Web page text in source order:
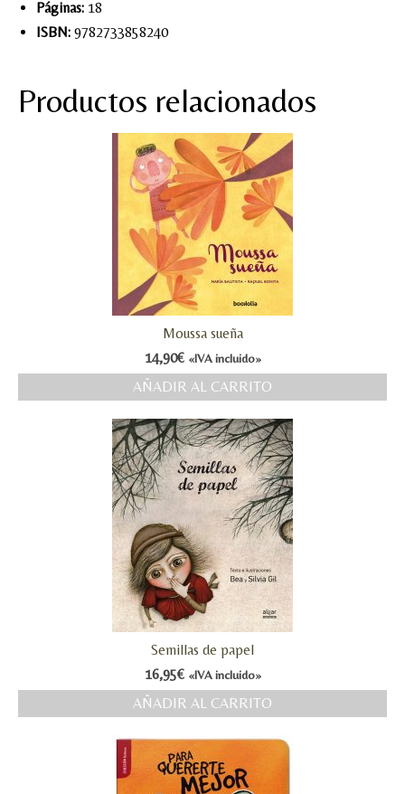
Páginas: 18
ISBN: 9782733858240
Productos relacionados
Moussa sueña
14,90€ «IVA incluido»
AÑADIR AL CARRITO
Semillas de papel
16,95€ «IVA incluido»
AÑADIR AL CARRITO